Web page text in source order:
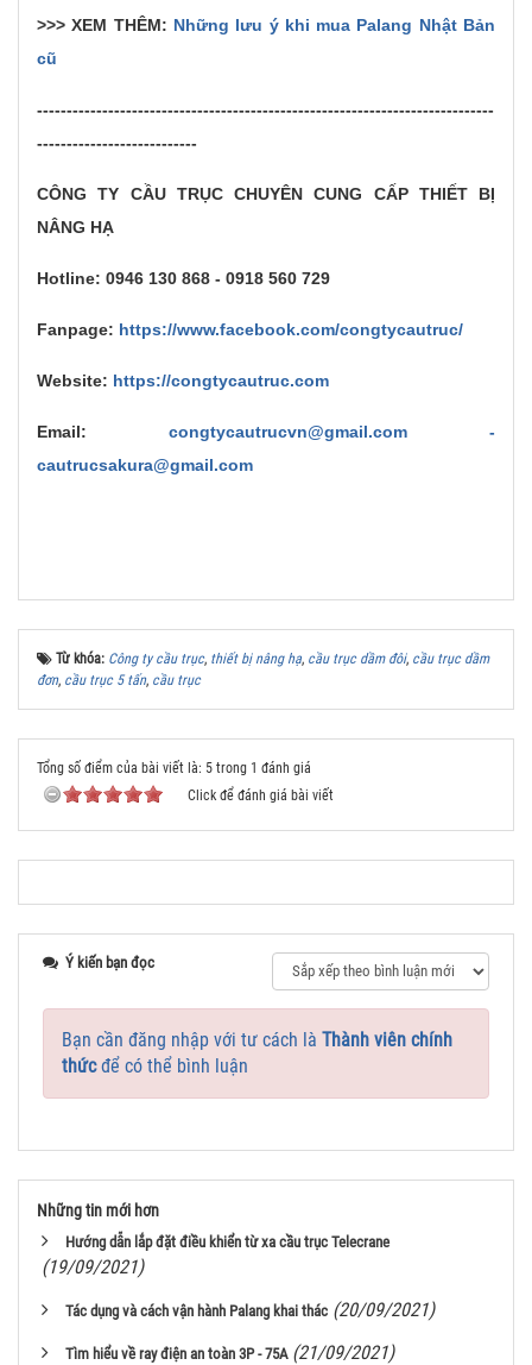
>>> XEM THÊM: Những lưu ý khi mua Palang Nhật Bản
cũ
-----------------------------------------------------------------------------
---------------------------
CÔNG TY CẦU TRỤC CHUYÊN CUNG CẤP THIẾT BỊ
NÂNG HẠ
Hotline: 0946 130 868 - 0918 560 729
Fanpage: https://www.facebook.com/congtycautruc/
Website: https://congtycautruc.com
Email: congtycautrucvn@gmail.com -
cautrucsakura@gmail.com
Từ khóa: Công ty cầu trục, thiết bị nâng hạ, cầu trục dầm đôi, cầu trục dầm
đơn, cầu trục 5 tấn, cầu trục
Tổng số điểm của bài viết là: 5 trong 1 đánh giá
Click để đánh giá bài viết
Ý kiến bạn đọc
Bạn cần đăng nhập với tư cách là Thành viên chính
thứcđể có thể bình luận
Những tin mới hơn
Hướng dẫn lắp đặt điều khiển từ xa cầu trục Telecrane
(19/09/2021)
Tác dụng và cách vận hành Palang khai thác (20/09/2021)
Tìm hiểu về ray điện an toàn 3P - 75A (21/09/2021)